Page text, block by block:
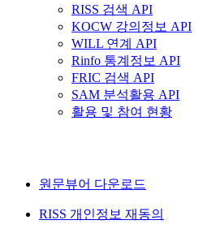
RISS 검색 API
KOCW 강의정보 API
WILL 연계 API
Rinfo 통계정보 API
FRIC 검색 API
SAM 분석활용 API
활용 및 참여 현황
원문뷰어 다운로드
RISS 개인정보 재동의